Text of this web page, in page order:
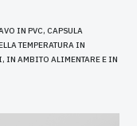
IN PVC, CAPSULA
TEMPERATURA IN
IN AMBITO ALIMENTARE E IN